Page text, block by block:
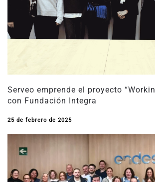
Serveo emprende el proyecto
con Fundación Integra
25 de febrero de 2025